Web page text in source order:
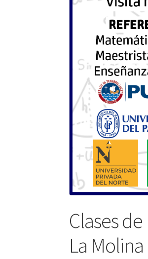
Clases
La Molina